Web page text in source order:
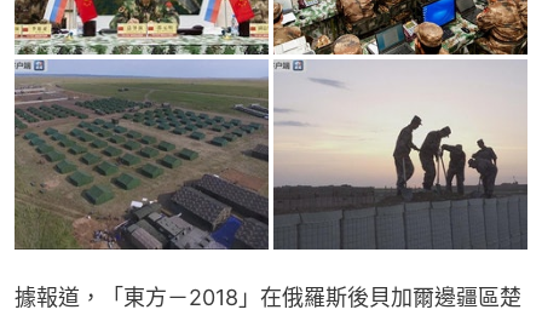
據報道，「東方－2018」在俄羅斯後貝加爾邊疆區楚